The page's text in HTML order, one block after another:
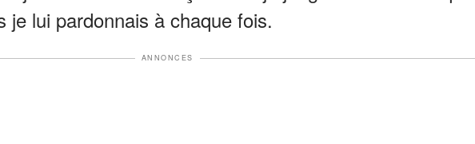
je lui pardonnais à chaque fois.
ANNONCES